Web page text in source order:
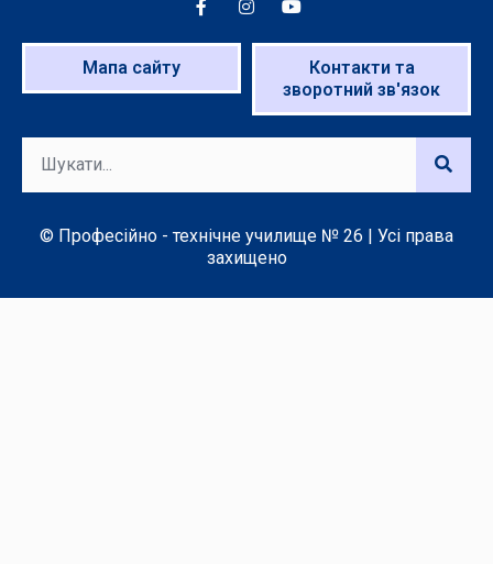
Мапа сайту
Контакти та
зворотний зв'язок
© Професійно - технічне училище № 26 | Усі права
захищено